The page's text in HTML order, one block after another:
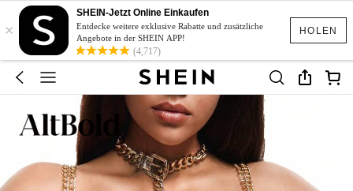
HOLEN
×
SHEIN-Jetzt Online Einkaufen
Entdecke weitere exklusive Rabatte und zusätzliche
Angebote in der SHEIN APP!
(4,717)